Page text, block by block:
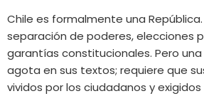
Chile es formalmente una
separación de poderes, elecciones
garantías constitucionales. Pero una
agota en sus textos; requiere que
vividos por los ciudadanos y